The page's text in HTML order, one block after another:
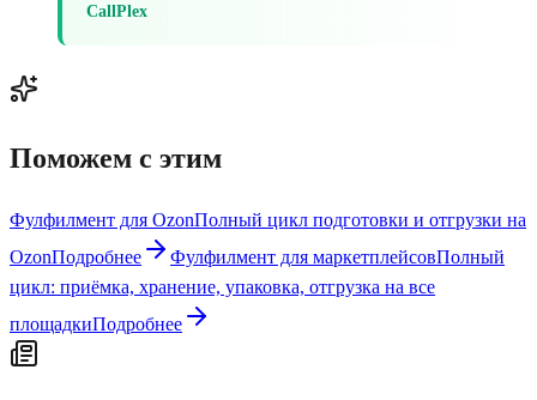
CallPlex
Поможем с этим
Фулфилмент для OzonПолный цикл подготовки и отгрузки на
OzonПодробнее Фулфилмент для маркетплейсовПолный
цикл: приёмка, хранение, упаковка, отгрузка на все
площадкиПодробнее